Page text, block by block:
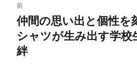
稿
ナ
ビ
前
前
の
投
仲間の思い出と個性を
シャツが生み出す学校
絆